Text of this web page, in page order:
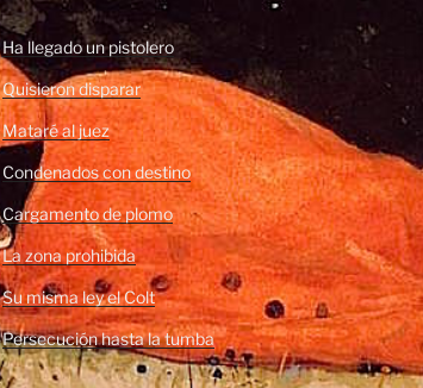
Ha llegado un pistolero
Quisieron disparar
Mataré al juez
Condenados con destino
Cargamento de plomo
La zona prohibida
Su misma ley el Colt
Persecución hasta la tumba